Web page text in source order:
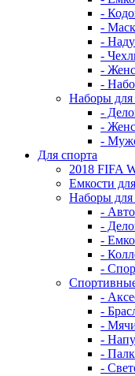
-
-
-
-
-
-
Наборы для
-
-
-
Для спорта
2018 FIFA
Емкости
Наборы для
-
-
-
-
-
-
-
-
-
-
-